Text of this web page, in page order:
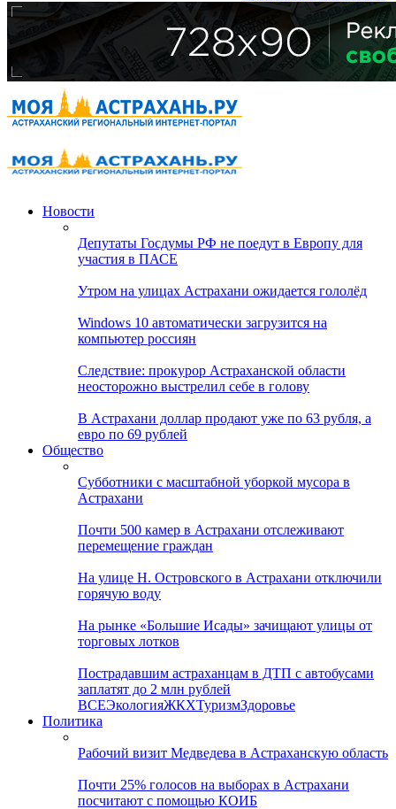
Новости
Депутаты Госдумы РФ не поедут в Европу для
участия в ПАСЕ
Утром на улицах Астрахани ожидается гололёд
Windows 10 автоматически загрузится на
компьютер россиян
Следствие: прокурор Астраханской области
неосторожно выстрелил себе в голову
В Астрахани доллар продают уже по 63 рубля, а
евро по 69 рублей
Общество
Субботники с масштабной уборкой мусора в
Астрахани
Почти 500 камер в Астрахани отслеживают
перемещение граждан
На улице Н. Островского в Астрахани отключили
горячую воду
На рынке «Большие Исады» зачищают улицы от
торговых лотков
Пострадавшим астраханцам в ДТП с автобусами
заплатят до 2 млн рублей
ВСЕЭкологияЖКХТуризмЗдоровье
Политика
Рабочий визит Медведева в Астраханскую область
Почти 25% голосов на выборах в Астрахани
посчитают с помощью КОИБ